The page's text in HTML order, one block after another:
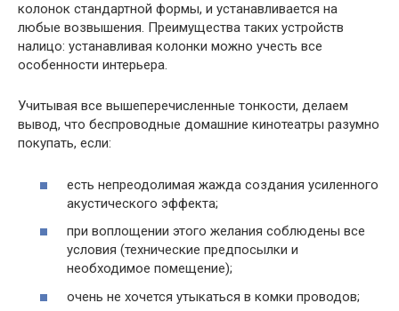
колонок стандартной формы, и устанавливается на
любые возвышения. Преимущества таких устройств
налицо: устанавливая колонки можно учесть все
особенности интерьера.
Учитывая все вышеперечисленные тонкости, делаем
вывод, что беспроводные домашние кинотеатры разумно
покупать, если:
есть непреодолимая жажда создания усиленного
акустического эффекта;
при воплощении этого желания соблюдены все
условия (технические предпосылки и
необходимое помещение);
очень не хочется утыкаться в комки проводов;